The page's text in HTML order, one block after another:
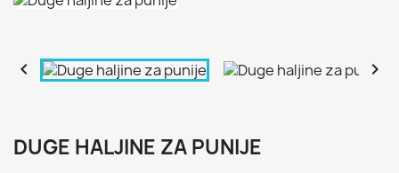
 
DUGE HALJINE ZA PUNIJE